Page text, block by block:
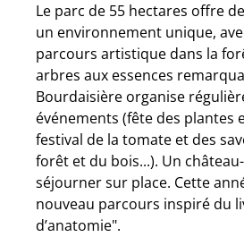
Le parc de 55 hectares offre
un environnement unique,
parcours artistique dans la
arbres aux essences
Bourdaisière organise
événements (fête des plantes
festival de la tomate et des
forêt et du bois...). Un
séjourner sur place. Cette
nouveau parcours inspiré du
d’anatomie".